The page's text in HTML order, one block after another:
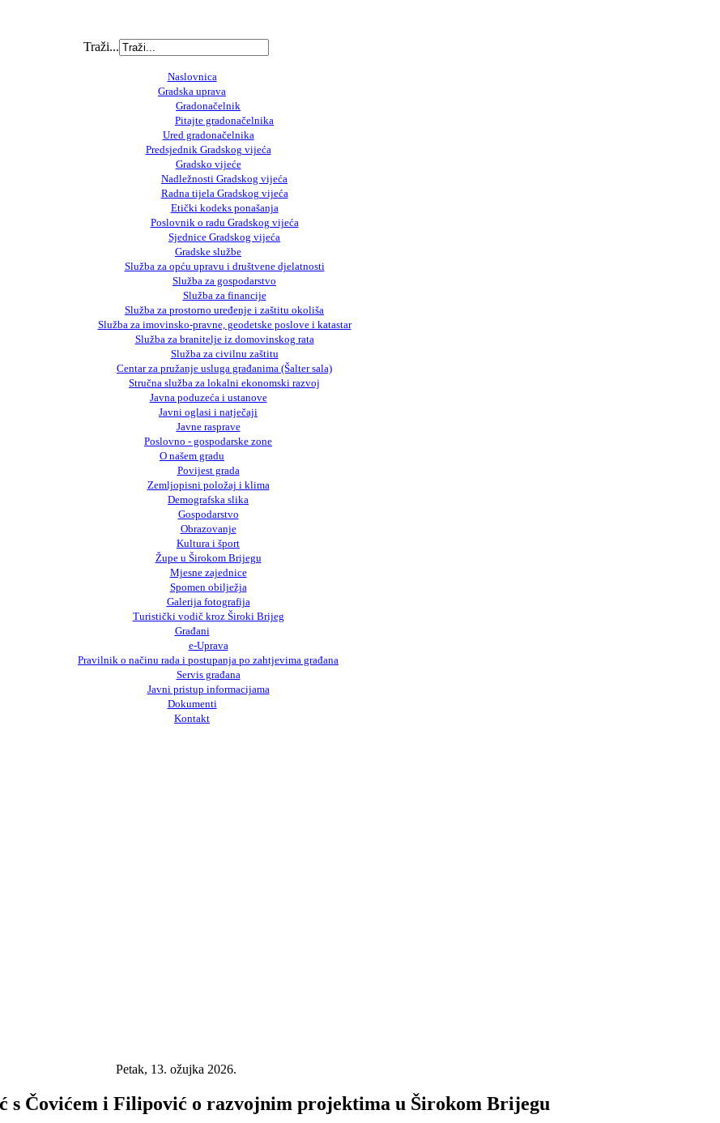
Traži...
Naslovnica
Gradska uprava
Gradonačelnik
Pitajte gradonačelnika
Ured gradonačelnika
Predsjednik Gradskog vijeća
Gradsko vijeće
Nadležnosti Gradskog vijeća
Radna tijela Gradskog vijeća
Etički kodeks ponašanja
Poslovnik o radu Gradskog vijeća
Sjednice Gradskog vijeća
Gradske službe
Služba za opću upravu i društvene djelatnosti
Služba za gospodarstvo
Služba za financije
Služba za prostorno uređenje i zaštitu okoliša
Služba za imovinsko-pravne, geodetske poslove i katastar
Služba za branitelje iz domovinskog rata
Služba za civilnu zaštitu
Centar za pružanje usluga građanima (Šalter sala)
Stručna služba za lokalni ekonomski razvoj
Javna poduzeća i ustanove
Javni oglasi i natječaji
Javne rasprave
Poslovno - gospodarske zone
O našem gradu
Povijest grada
Zemljopisni položaj i klima
Demografska slika
Gospodarstvo
Obrazovanje
Kultura i šport
Župe u Širokom Brijegu
Mjesne zajednice
Spomen obilježja
Galerija fotografija
Turistički vodič kroz Široki Brijeg
Građani
e-Uprava
Pravilnik o načinu rada i postupanja po zahtjevima građana
Servis građana
Javni pristup informacijama
Dokumenti
Kontakt
Petak, 13. ožujka 2026.
s Čovićem i Filipović o razvojnim projektima u Širokom Brijegu